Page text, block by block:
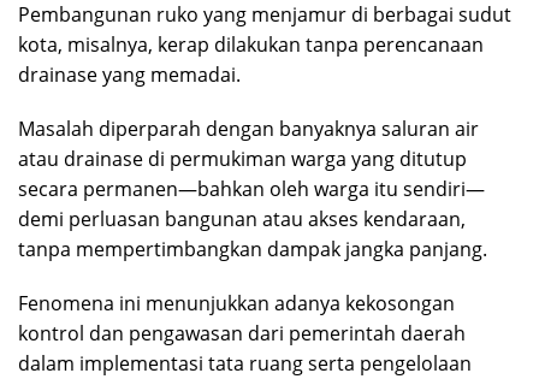
Pembangunan ruko yang menjamur di berbagai sudut
kota, misalnya, kerap dilakukan tanpa perencanaan
drainase yang memadai.
Masalah diperparah dengan banyaknya saluran air
atau drainase di permukiman warga yang ditutup
secara permanen—bahkan oleh warga itu sendiri—
demi perluasan bangunan atau akses kendaraan,
tanpa mempertimbangkan dampak jangka panjang.
Fenomena ini menunjukkan adanya kekosongan
kontrol dan pengawasan dari pemerintah daerah
dalam implementasi tata ruang serta pengelolaan